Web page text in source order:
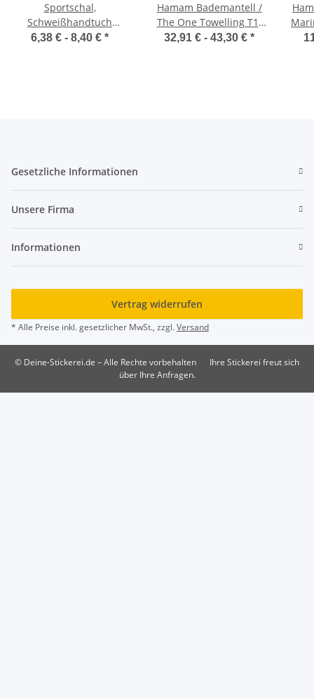
Sportschal,
Schweißhandtuch
30x130cm / Daiber
6,38 € - 8,40 € *
Hamam Bademantell /
The One Towelling T1-
HAMBATH
32,91 € - 43,30 € *
Gesetzliche Informationen
Unsere Firma
Informationen
Vertrag widerrufen
* Alle Preise inkl. gesetzlicher MwSt., zzgl.Versand
© Deine-Stickerei.de – Alle Rechte vorbehalten
Ihre Stickerei freut sich
über Ihre Anfragen.